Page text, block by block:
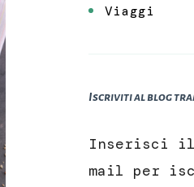
Viaggi
Iscriviti al blog
Inserisci
mail per